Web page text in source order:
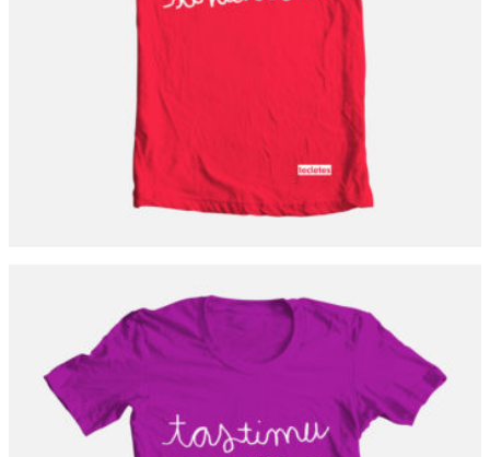
SANTA TECLA